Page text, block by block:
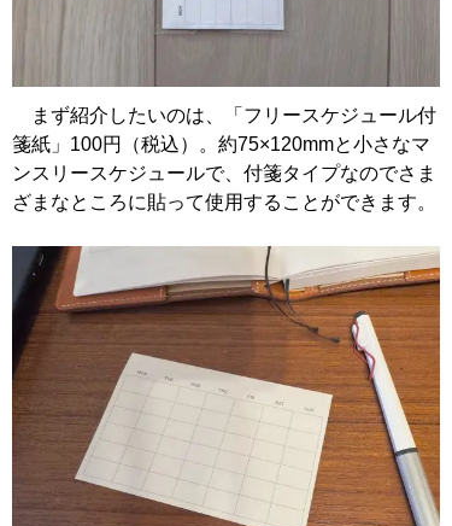
まず紹介したいのは、「フリースケジュール付
箋紙」100円（税込）。約75×120mmと小さなマ
ンスリースケジュールで、付箋タイプなのでさま
ざまなところに貼って使用することができます。